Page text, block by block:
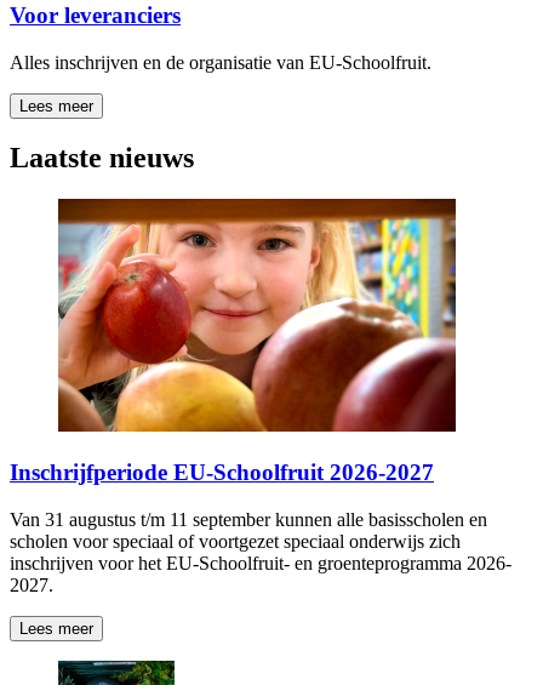
Voor leveranciers
Alles inschrijven en de organisatie van EU-Schoolfruit.
Lees meer
Laatste nieuws
Inschrijfperiode EU-Schoolfruit 2026-2027
Van 31 augustus t/m 11 september kunnen alle basisscholen en
scholen voor speciaal of voortgezet speciaal onderwijs zich
inschrijven voor het EU-Schoolfruit- en groenteprogramma 2026-
2027.
Lees meer